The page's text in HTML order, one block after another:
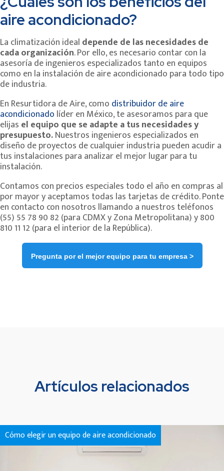
aire acondicionado?
La climatización ideal depende de las necesidades de
cada organización. Por ello, es necesario contar con la
asesoría de ingenieros especializados tanto en equipos
como en la instalación de aire acondicionado para todo tipo
de industria.
En Resurtidora de Aire, como distribuidor de aire
acondicionado líder en México, te asesoramos para que
elijas el equipo que se adapte a tus necesidades y
presupuesto.Nuestros ingenieros especializados en
diseño de proyectos de cualquier industria pueden acudir a
tus instalaciones para analizar el mejor lugar para tu
instalación.
Contamos con precios especiales todo el año en compras al
por mayor y aceptamos todas las tarjetas de crédito. Ponte
en contacto con nosotros llamando a nuestros teléfonos
(55) 55 78 90 82 (para CDMX y Zona Metropolitana) y 800
810 11 12 (para el interior de la República).
Pregunta por el mejor equipo para tu empresa >
Artículos relacionados
Cómo elegir un equipo de aire acondicionado